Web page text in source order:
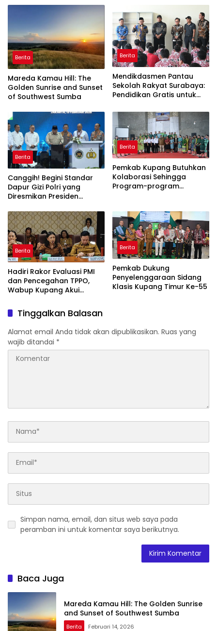
Berita
Mareda Kamau Hill: The
Golden Sunrise and Sunset
of Southwest Sumba
Berita
Mendikdasmen Pantau
Sekolah Rakyat Surabaya:
Pendidikan Gratis untuk
Berita
Canggih! Begini Standar
Dapur Gizi Polri yang
Diresmikan Presiden
Berita
Pemkab Kupang Butuhkan
Kolaborasi Sehingga
Program-program
Berita
Hadiri Rakor Evaluasi PMI
dan Pencegahan TPPO,
Wabup Kupang Akui
Bermasalah
Berita
Pemkab Dukung
Penyelenggaraan Sidang
Klasis Kupang Timur Ke-55
Tinggalkan Balasan
Alamat email Anda tidak akan dipublikasikan. Ruas yang
wajib ditandai *
Simpan nama, email, dan situs web saya pada
peramban ini untuk komentar saya berikutnya.
Baca Juga
Mareda Kamau Hill: The Golden Sunrise
and Sunset of Southwest Sumba
Berita Februari 14, 2026